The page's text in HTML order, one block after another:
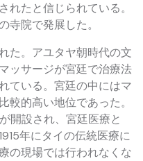
れたと信じられている。
寺院で発展した。
た。アユタヤ朝時代の文
ッサージが宮廷で治療法
ている。宮廷の中にはマ
較的高い地位であった。
開設され、宮廷医療と
年にタイの伝統医療に
の現場では行われなくな